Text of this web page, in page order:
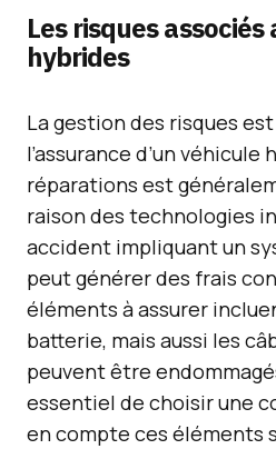
Les risques
hybrides
La gestion des risques
l’assurance d’un
réparations est
raison des technologies
accident impliquant un
peut générer des frais
éléments à assurer
batterie, mais aussi les
peuvent être
essentiel de choisir une
en compte ces éléments